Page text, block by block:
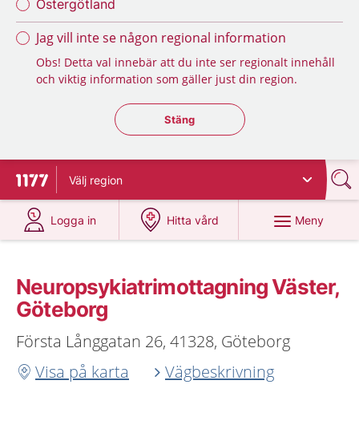
Östergötland
Jag vill inte se någon regional information
Obs! Detta val innebär att du inte ser regionalt innehåll
och viktig information som gäller just din region.
Stäng regionsväljaren
Stäng
Till startsidan för 1177
Välj region
Logga in
på 1177.se
Hitta vård
på 1177.se
Meny
Neuropsykiatrimottagning Väster,
Göteborg
Första Långgatan 26, 41328, Göteborg
Visa på karta
Vägbeskrivning